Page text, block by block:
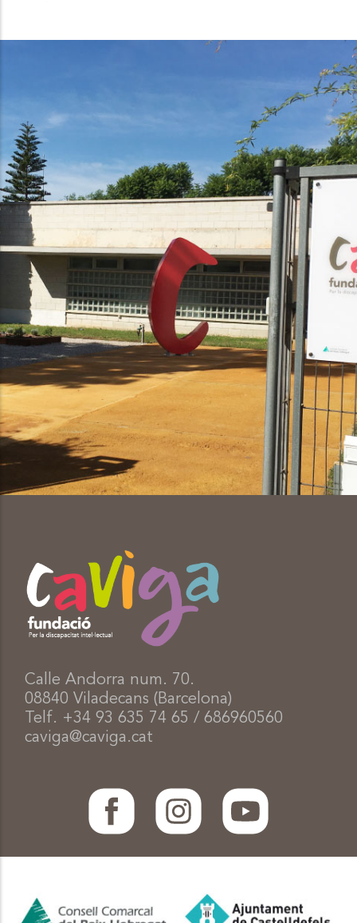
Calle Andorra num. 70.
08840 Viladecans (Barcelona)
Telf. +34 93 635 74 65 / 686960560
caviga@caviga.cat